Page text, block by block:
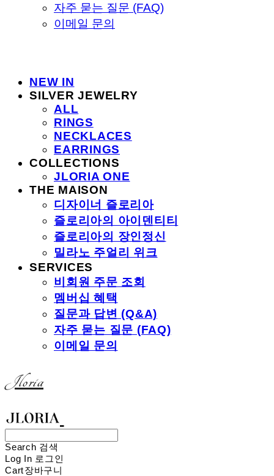
자주 묻는 질문 (FAQ)
이메일 문의
NEW IN
SILVER JEWELRY
ALL
RINGS
NECKLACES
EARRINGS
COLLECTIONS
JLORIA ONE
THE MAISON
디자이너 즐로리아
즐로리아의 아이덴티티
즐로리아의 장인정신
밀라노 주얼리 위크
SERVICES
비회원 주문 조회
멤버십 혜택
질문과 답변 (Q&A)
자주 묻는 질문 (FAQ)
이메일 문의
Jloria
Search 검색
Log In 로그인
Cart장바구니